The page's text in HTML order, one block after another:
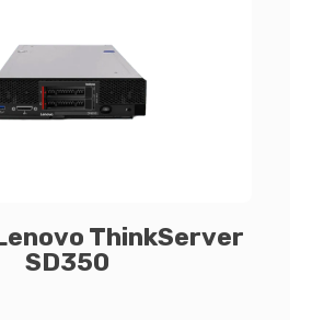
ThinkServer
SD350